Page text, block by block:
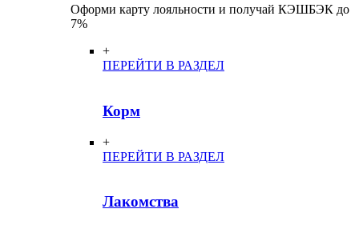
Оформи карту лояльности и получай КЭШБЭК до
7%
+
ПЕРЕЙТИ В РАЗДЕЛ
Корм
+
ПЕРЕЙТИ В РАЗДЕЛ
Лакомства